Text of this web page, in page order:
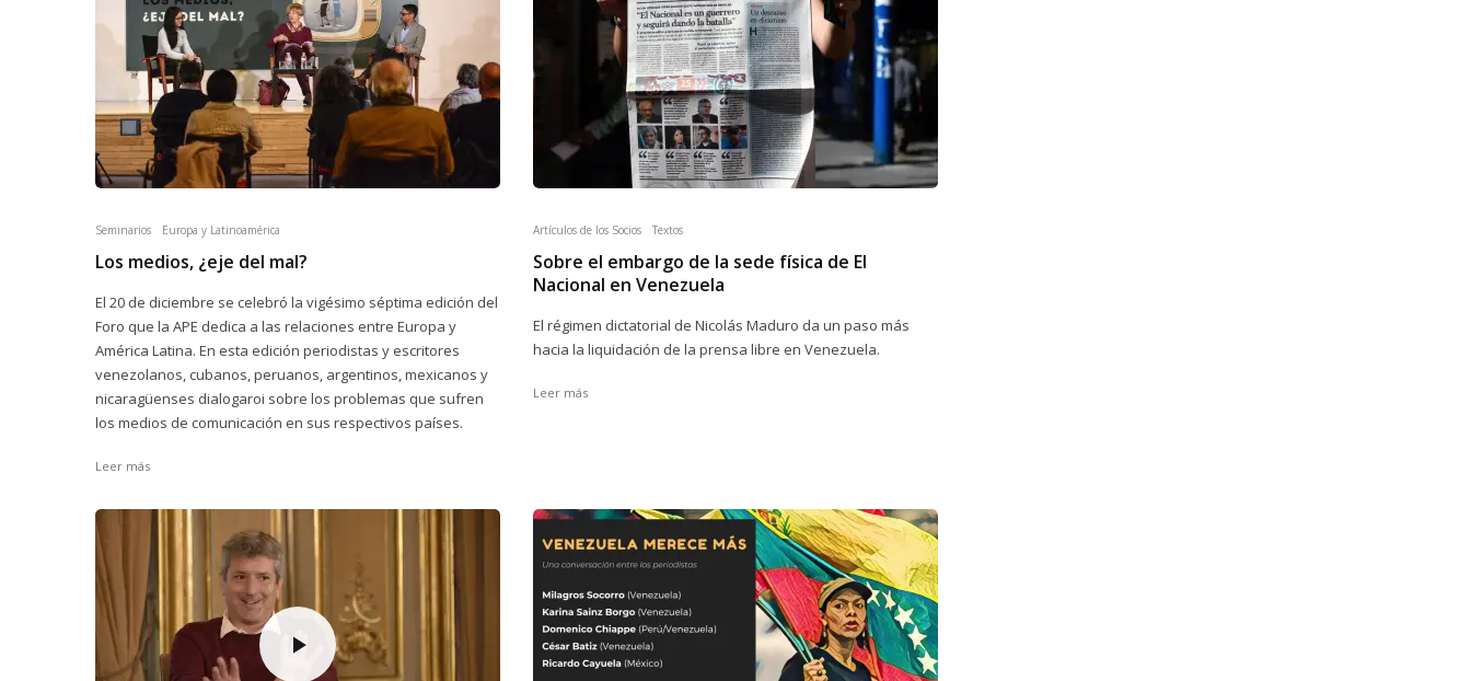
Seminarios Europa y Latinoamérica
Los medios, ¿eje del mal?
El 20 de diciembre se celebró la vigésimo séptima edición del
Foro que la APE dedica a las relaciones entre Europa y
América Latina. En esta edición periodistas y escritores
venezolanos, cubanos, peruanos, argentinos, mexicanos y
nicaragüenses dialogaroi sobre los problemas que sufren
los medios de comunicación en sus respectivos países.
Leer más
Artículos de los Socios Textos
Sobre el embargo de la sede física de El
Nacional en Venezuela
El régimen dictatorial de Nicolás Maduro da un paso más
hacia la liquidación de la prensa libre en Venezuela.
Leer más